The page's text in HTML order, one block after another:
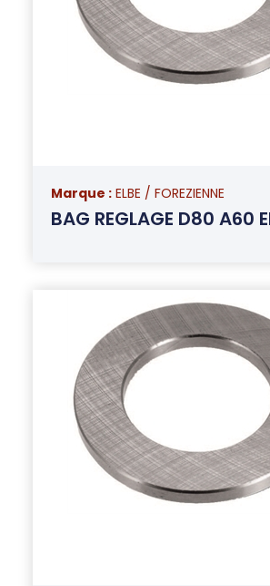
Marque : ELBE / FOREZIENNE
BAG REGLAGE D80 A60